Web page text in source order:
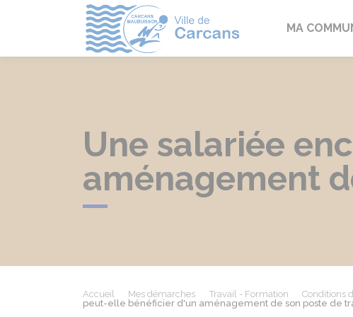
CarcansMA
Une salariée
aménagement
Accueil Mes démarches Travail - Formation Conditions
peut-elle bénéficier d'un aménagement de son poste de